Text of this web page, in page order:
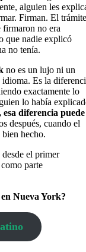
alguien les
Firman. El trámite
firmaron no era
que nadie explicó
no tenía.
no es un lujo ni un
Es la
exactamente lo
lo había
diferencia puede
después, cuando el
hecho.
el primer
parte
Nueva York?